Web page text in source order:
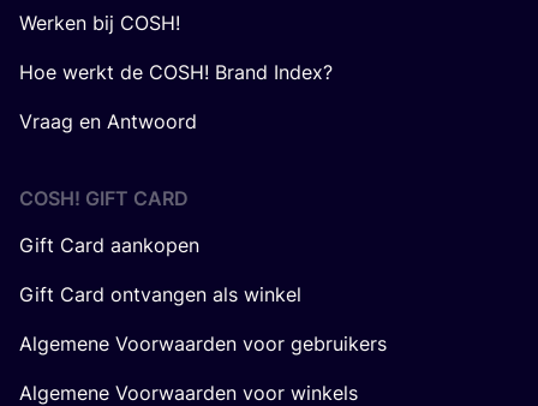
Werken bij COSH!
Hoe werkt de COSH! Brand Index?
Vraag en Antwoord
COSH! GIFT CARD
Gift Card aankopen
Gift Card ontvangen als winkel
Algemene Voorwaarden voor gebruikers
Algemene Voorwaarden voor winkels